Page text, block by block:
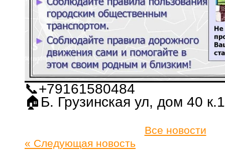
📞+79161580484
🏠Б. Грузинская ул, дом 40 к.1
Все новости
« Следующая новость